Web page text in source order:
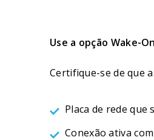
Use a opção Wake-
Certifique-se de que
Placa de rede que
Conexão ativa